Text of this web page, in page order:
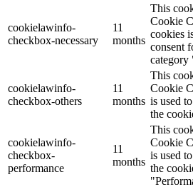
cookielawinfo-
checkbox-necessary
11
months
This
Cookie
cookies
consent
category
cookielawinfo-
checkbox-others
11
months
This
Cookie
is used
the
cookielawinfo-
checkbox-
performance
11
months
This
Cookie
is used
the